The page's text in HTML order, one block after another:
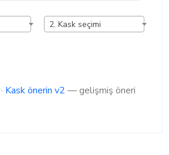
2. Kask seçimi
Kask önerin v2 — gelişmiş öneri